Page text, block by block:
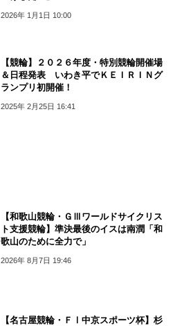
2026年 1月1日 10:00
【競輪】２０２６年度・特別競輪開催場
＆日程発表 いわき平でＫＥＩＲＩＮグ
ランプリ初開催！
2025年 2月25日 16:41
【和歌山競輪・ＧⅢワールドサイクリス
ト支援競輪】準決最後のイスは南潤「和
歌山のために全力で」
2026年 8月7日 19:46
【名古屋競輪・ＦⅠ中京スポーツ杯】杉